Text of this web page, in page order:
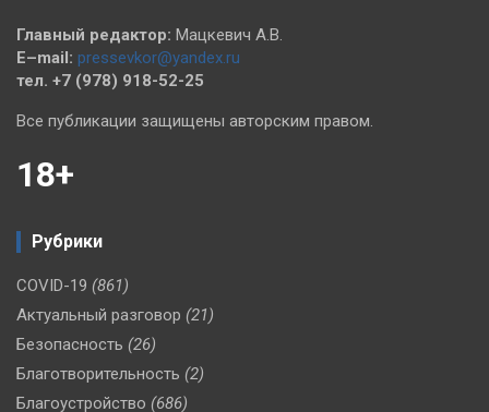
Главный редактор: Мацкевич А.В.
E–mail: pressevkor@yandex.ru
тел. +7 (978) 918-52-25
Все публикации защищены авторским правом.
18+
Рубрики
COVID-19 (861)
Актуальный разговор (21)
Безопасность (26)
Благотворительность (2)
Благоустройство (686)